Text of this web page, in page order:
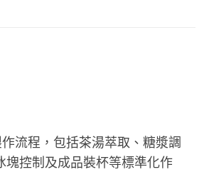
流程，包括茶湯萃取、糖漿調
塊控制及成品裝杯等標準化作